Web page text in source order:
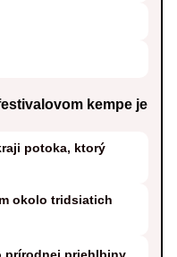
kempe je
potoka, ktorý
okolo tridsiatich